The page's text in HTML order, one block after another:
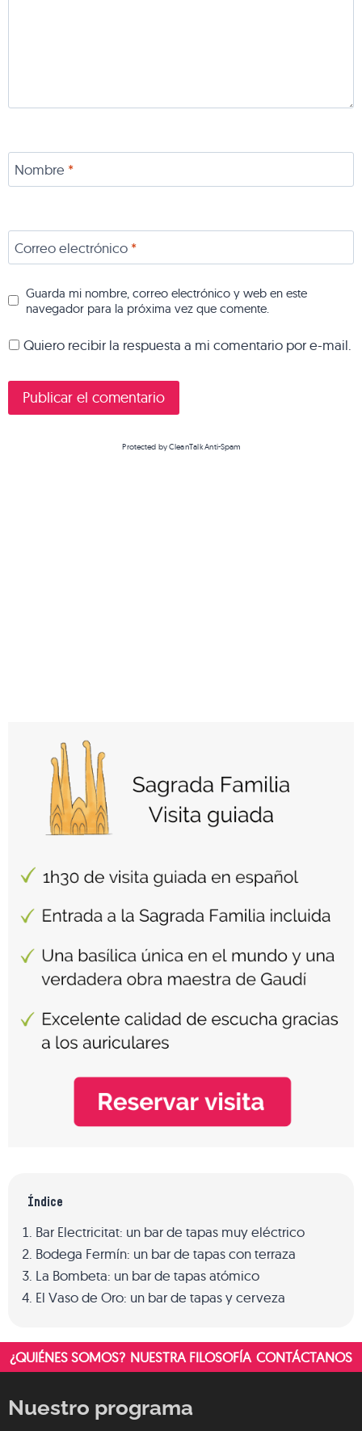
Nombre *
Correo electrónico *
Guarda mi nombre, correo electrónico y web en este
navegador para la próxima vez que comente.
Quiero recibir la respuesta a mi comentario por e-mail.
Protected byCleanTalk Anti-Spam
Índice
Bar Electricitat: un bar de tapas muy eléctrico
Bodega Fermín: un bar de tapas con terraza
La Bombeta: un bar de tapas atómico
El Vaso de Oro: un bar de tapas y cerveza
¿QUIÉNES SOMOS? NUESTRA FILOSOFÍA CONTÁCTANOS
Nuestro programa